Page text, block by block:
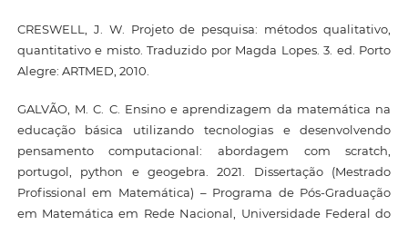
CRESWELL, J. W. Projeto de pesquisa: métodos qualitativo,
quantitativo e misto. Traduzido por Magda Lopes. 3. ed. Porto
Alegre: ARTMED, 2010.
GALVÃO, M. C. C. Ensino e aprendizagem da matemática na
educação básica utilizando tecnologias e desenvolvendo
pensamento computacional: abordagem com scratch,
portugol, python e geogebra. 2021. Dissertação (Mestrado
Profissional em Matemática) – Programa de Pós-Graduação
em Matemática em Rede Nacional, Universidade Federal do